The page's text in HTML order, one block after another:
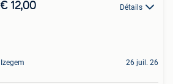
€ 12,00 Détails
Izegem 26 juil. 26